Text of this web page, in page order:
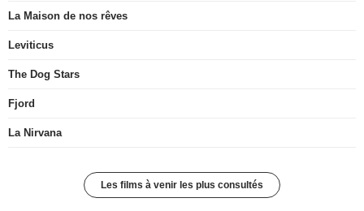
La Maison de nos rêves
Leviticus
The Dog Stars
Fjord
La Nirvana
Les films à venir les plus consultés